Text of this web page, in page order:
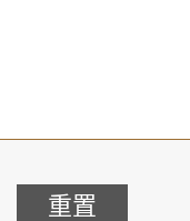
重置